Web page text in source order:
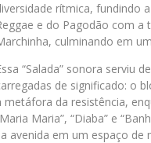
rítmica, fundindo
e do Pagodão com a
culminando em
“Salada” sonora serviu
de significado: o
metáfora da resistência,
Maria”, “Diaba” e
avenida em um espaço